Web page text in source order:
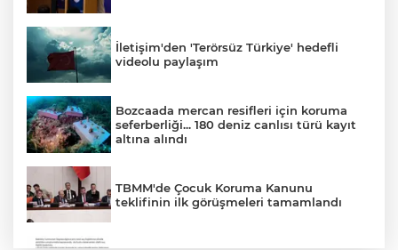
İletişim'den 'Terörsüz Türkiye' hedefli
videolu paylaşım
Bozcaada mercan resifleri için koruma
seferberliği... 180 deniz canlısı türü kayıt
altına alındı
TBMM'de Çocuk Koruma Kanunu
teklifinin ilk görüşmeleri tamamlandı